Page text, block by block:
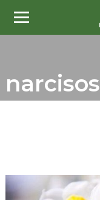
narcisos